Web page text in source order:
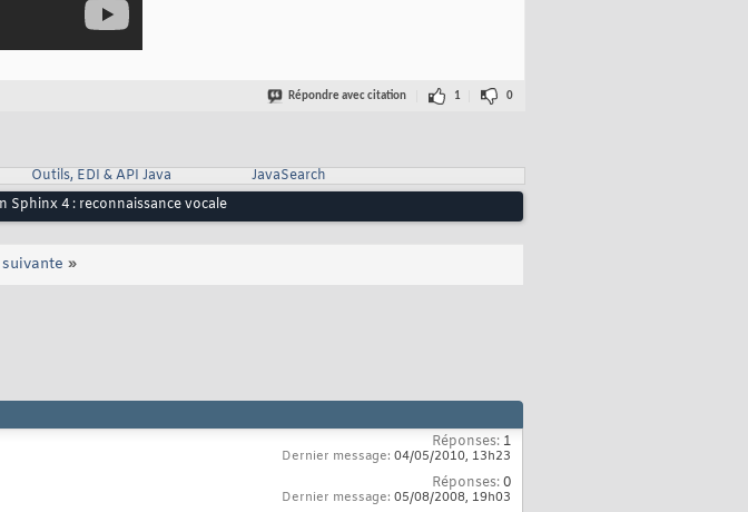
Répondre avec citation 1 0
Outils, EDI & API Java
JavaSearch
4 : reconnaissance vocale
»
Réponses: 1
Dernier message: 04/05/2010, 13h23
Réponses:0
Dernier message: 05/08/2008, 19h03